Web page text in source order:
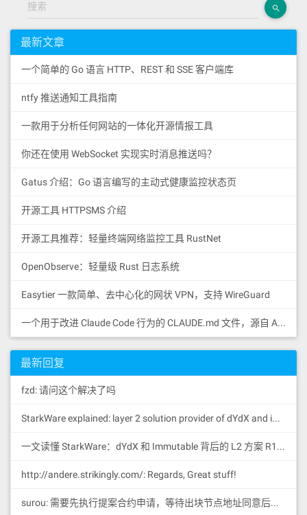
搜索
最新文章
一个简单的 Go 语言 HTTP、REST 和 SSE 客户端库
ntfy 推送通知工具指南
一款用于分析任何网站的一体化开源情报工具
你还在使用 WebSocket 实现实时消息推送吗？
Gatus 介绍：Go 语言编写的主动式健康监控状态页
开源工具 HTTPSMS 介绍
开源工具推荐：轻量终端网络监控工具 RustNet
OpenObserve：轻量级 Rust 日志系统
Easytier 一款简单、去中心化的网状 VPN，支持 WireGuard
一个用于改进 Claude Code 行为的 CLAUDE.md 文件，源自 Andrej Karpathy 对 LLM 编码陷阱的观察。
最新回复
fzd: 请问这个解决了吗
StarkWare explained: layer 2 solution provider of dYdX and iMMUTABLE R11; BitKeep News: [...]Layer 2: https://...
一文读懂 StarkWare：dYdX 和 Immutable 背后的 L2 方案 R11; BitKeep 博客: [...]Layer 2:Comparing Laye...
http://andere.strikingly.com/: Regards, Great stuff!
surou: 需要先执行提案合约申请，等待出块节点地址同意后，才会进...